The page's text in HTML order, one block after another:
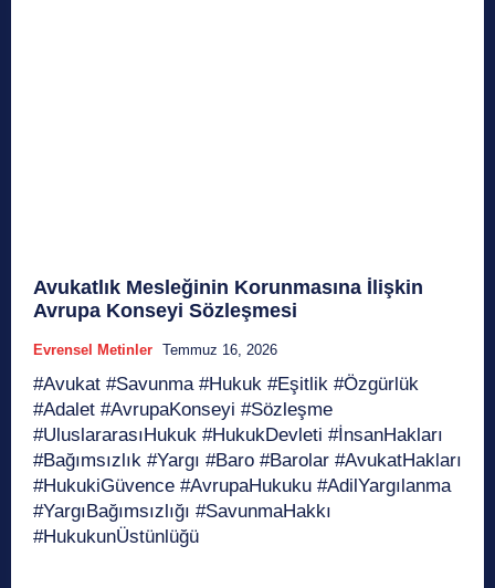
Avukatlık Mesleğinin Korunmasına İlişkin
Avrupa Konseyi Sözleşmesi
Evrensel Metinler Temmuz 16, 2026
#Avukat #Savunma #Hukuk #Eşitlik #Özgürlük
#Adalet #AvrupaKonseyi #Sözleşme
#UluslararasıHukuk #HukukDevleti #İnsanHakları
#Bağımsızlık #Yargı #Baro #Barolar #AvukatHakları
#HukukiGüvence #AvrupaHukuku #AdilYargılanma
#YargıBağımsızlığı #SavunmaHakkı
#HukukunÜstünlüğü